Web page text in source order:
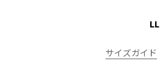
LL
サイズガイド